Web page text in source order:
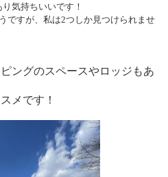
気持ちいいです！
ですが、私は2つしか見つけられませ
ングのスペースやロッジもあ
メです！